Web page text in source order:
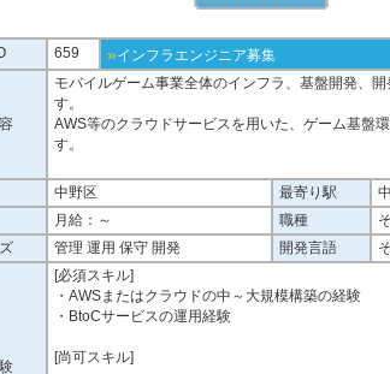
659 »インフラエンジニア募集
モバイルゲーム事業全体のインフラ、基盤開発、
す。
AWS等のクラウドサービスを用いた、ゲーム基盤
す。
中野区 最寄り駅
月給：～ 職種
管理 運用 保守 開発 開発言語
[必須スキル]
・AWSまたはクラウドの中～大規模構築の経験
・BtoCサービスの運用経験
[尚可スキル]